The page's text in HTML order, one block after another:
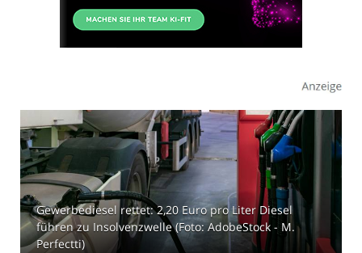
Gewerbediesel rettet: 2,20 Euro pro Liter Diesel
führen zu Insolvenzwelle (Foto: AdobeStock - M.
Perfectti)